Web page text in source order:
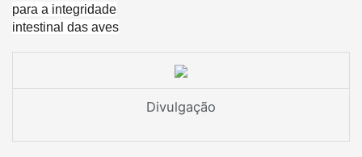
para a integridade
intestinal das aves
Divulgação